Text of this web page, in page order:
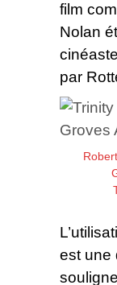
film
Nolan
par
est une